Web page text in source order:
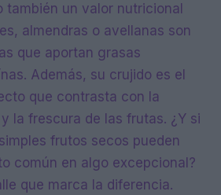
también un valor nutricional
almendras o avellanas son
que aportan grasas
Además, su crujido es el
que contrasta con la
la frescura de las frutas. ¿Y si
frutos secos pueden
común en algo excepcional?
que marca la diferencia.